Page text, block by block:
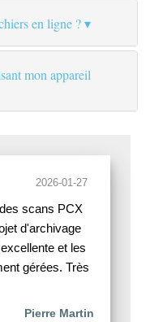
en ligne ?
mon appareil
2026-01-27
scans PCX
d'archivage
et les
gérées. Très
Pierre Martin